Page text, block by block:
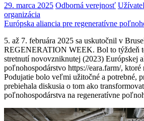
29. marca 2025 Odborná verejnosť
organizácia
Európska aliancia pre regeneratívne
5. až 7. februára 2025 sa uskutočnil v
REGENERATION WEEK. Bol to týždeň
stretnutí novovzniknutej (2023) Európskej
poľnohospodárstvo https://eara.farm/, ktoré
Podujatie bolo veľmi užitočné a potrebné,
prebiehala diskusia o tom ako
poľnohospodárstva na regeneratívne